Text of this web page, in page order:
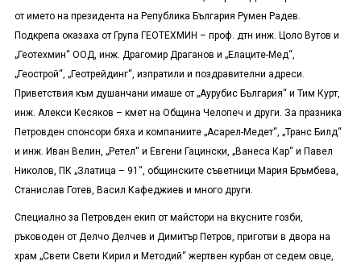
от името на президента на Република България Румен Радев.
Подкрепа оказаха от Група ГЕОТЕХМИН – проф. дтн инж. Цоло Вутов и
„Геотехмин“ ООД, инж. Драгомир Драганов и „Елаците-Мед“,
„Геострой“, „Геотрейдинг“, изпратили и поздравителни адреси.
Приветствия към душанчани имаше от „Аурубис България“ и Тим Курт,
инж. Алекси Кесяков – кмет на Община Челопеч и други. За празника
Петровден спонсори бяха и компаниите „Асарел-Медет“, „Транс Билд“
и инж. Иван Велин, „Ретел“ и Евгени Гацински, „Ванеса Кар“ и Павел
Николов, ПК „Златица – 91“, общинските съветници Мария Бръмбева,
Станислав Готев, Васил Кафеджиев и много други.
Специално за Петровден екип от майстори на вкусните гозби,
ръководен от Делчо Делчев и Димитър Петров, приготви в двора на
храм „Свети Свети Кирил и Методий“ жертвен курбан от седем овце,